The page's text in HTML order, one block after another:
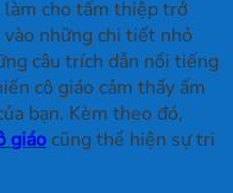
cho tấm thiệp trở
những chi tiết nhỏ
câu trích dẫn nổi tiếng
cô giáo cảm thấy ấm
bạn. Kèm theo đó,
giáocũng thể hiện sự tri